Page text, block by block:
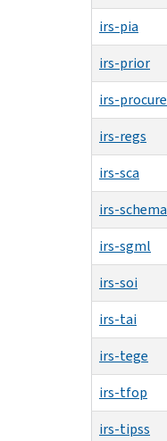
irs-pia
irs-prior
irs-procure
irs-regs
irs-sca
irs-schema
irs-sgml
irs-soi
irs-tai
irs-tege
irs-tfop
irs-tipss